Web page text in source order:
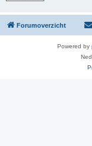
Forumoverzicht
Powered by